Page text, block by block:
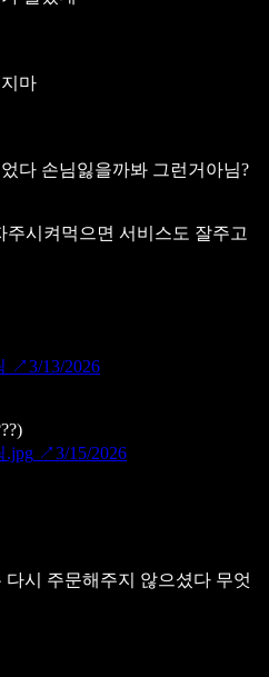
마
다 손님잃을까봐 그런거아님?
시켜먹으면 서비스도 잘주고
↗3/13/2026
.jpg ↗3/15/2026
다시 주문해주지 않으셨다 무엇